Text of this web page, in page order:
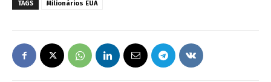
TAGS Milionários EUA